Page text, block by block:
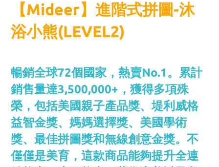
【Mideer】進階式拼圖-沐
浴小熊(LEVEL2)
暢銷全球72個國家，熱賣No.1。累計
銷售量達3,500,000+，獲得多項殊
榮，包括美國親子產品獎、堤利威格
益智金獎、媽媽選擇獎、美國學術
獎、最佳拼圖獎和無線創意金獎。不
僅僅是美育，這款商品能夠提升全連